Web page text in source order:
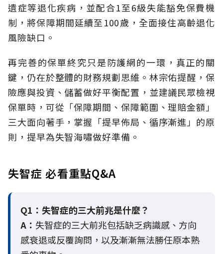
遺症等退化疾病，並配合1至6級失能豁免保費機
制，將保障期間延續至100歲，全面接住高齡退化
風險缺口。
再完善的保單終究只是防護網的一環，真正的關
鍵，仍在於整體的財務規劃思維。 林宗佑提醒，保
險應與投資、儲蓄做好平衡配置，並建議民眾檢視
保單時，可從「保障期間、保障範圍、理賠金額」
三大面向著手，掌握「提早佈局、循序漸進」的原
則，提早為失智海嘯做好準備。
失智症 必看重點Q&A
Q1：失智症的三大前兆是什麼？
A： 失智症的三大前兆包括缺乏病識感、方向
感衰退或反覆詢問，以及漸漸無法勝任原本熟